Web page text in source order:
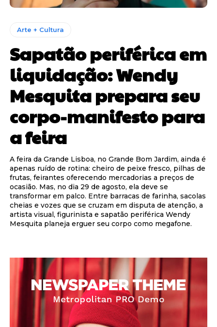
Arte + Cultura
Sapatão periférica em
liquidação: Wendy
Mesquita prepara seu
corpo-manifesto para
a feira
A feira da Grande Lisboa, no Grande Bom Jardim, ainda é
apenas ruído de rotina: cheiro de peixe fresco, pilhas de
frutas, feirantes oferecendo mercadorias a preços de
ocasião. Mas, no dia 29 de agosto, ela deve se
transformar em palco. Entre barracas de farinha, sacolas
cheias e vozes que se cruzam em disputa de atenção, a
artista visual, figurinista e sapatão periférica Wendy
Mesquita planeja erguer seu corpo como megafone.